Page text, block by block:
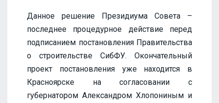
Данное решение Президиума Совета –
последнее процедурное действие перед
подписанием постановления Правительства
о строительстве СибФУ. Окончательный
проект постановления уже находится в
Красноярске на согласовании с
губернатором Александром Хлопониным и